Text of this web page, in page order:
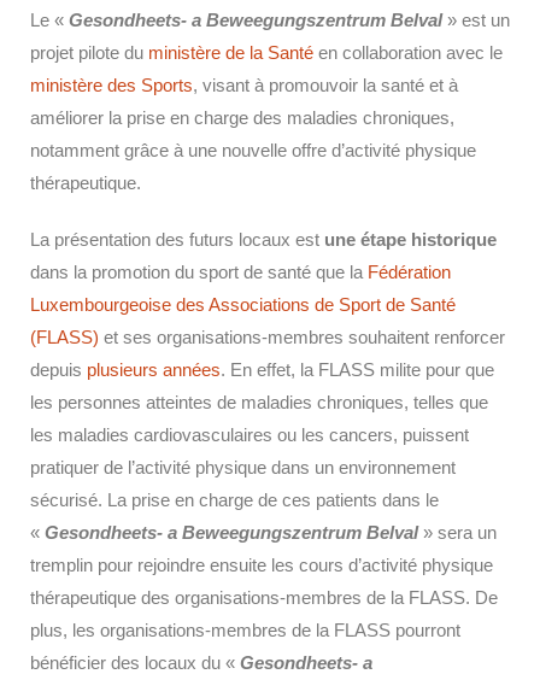
Le « Gesondheets- a Beweegungszentrum Belval» est un
projet pilote du ministère de la Santé en collaboration avec le
ministère des Sports, visant à promouvoir la santé et à
améliorer la prise en charge des maladies chroniques,
notamment grâce à une nouvelle offre d’activité physique
thérapeutique.
La présentation des futurs locaux est une étape historique
dans la promotion du sport de santé que la Fédération
Luxembourgeoise des Associations de Sport de Santé
(FLASS) et ses organisations-membres souhaitent renforcer
depuis plusieurs années. En effet, la FLASS milite pour que
les personnes atteintes de maladies chroniques, telles que
les maladies cardiovasculaires ou les cancers, puissent
pratiquer de l’activité physique dans un environnement
sécurisé. La prise en charge de ces patients dans le
« Gesondheets- a Beweegungszentrum Belval» sera un
tremplin pour rejoindre ensuite les cours d’activité physique
thérapeutique des organisations-membres de la FLASS. De
plus, les organisations-membres de la FLASS pourront
bénéficier des locaux du « Gesondheets- a